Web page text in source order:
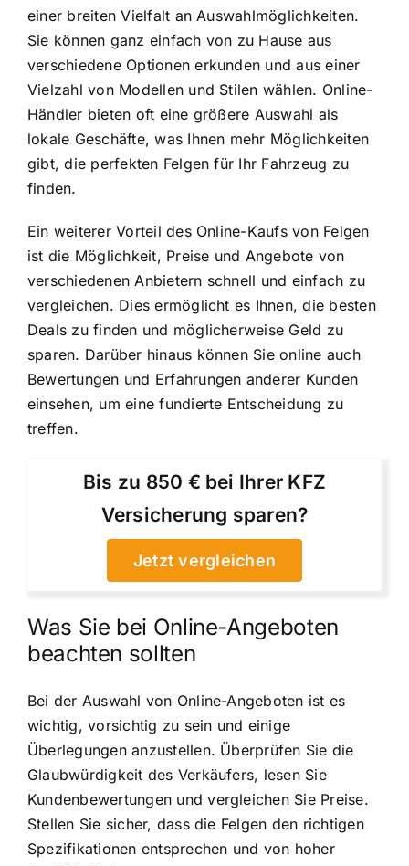
einer breiten Vielfalt an Auswahlmöglichkeiten.
Sie können ganz einfach von zu Hause aus
verschiedene Optionen erkunden und aus einer
Vielzahl von Modellen und Stilen wählen. Online-
Händler bieten oft eine größere Auswahl als
lokale Geschäfte, was Ihnen mehr Möglichkeiten
gibt, die perfekten Felgen für Ihr Fahrzeug zu
finden.
Ein weiterer Vorteil des Online-Kaufs von Felgen
ist die Möglichkeit, Preise und Angebote von
verschiedenen Anbietern schnell und einfach zu
vergleichen. Dies ermöglicht es Ihnen, die besten
Deals zu finden und möglicherweise Geld zu
sparen. Darüber hinaus können Sie online auch
Bewertungen und Erfahrungen anderer Kunden
einsehen, um eine fundierte Entscheidung zu
treffen.
Bis zu 850 € bei Ihrer KFZ
Versicherung sparen?
Jetzt vergleichen
Was Sie bei Online-Angeboten
beachten sollten
Bei der Auswahl von Online-Angeboten ist es
wichtig, vorsichtig zu sein und einige
Überlegungen anzustellen. Überprüfen Sie die
Glaubwürdigkeit des Verkäufers, lesen Sie
Kundenbewertungen und vergleichen Sie Preise.
Stellen Sie sicher, dass die Felgen den richtigen
Spezifikationen entsprechen und von hoher